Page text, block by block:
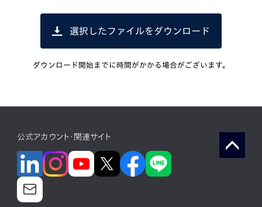
選択したファイルをダウンロード
ダウンロード開始までに時間がかかる場合がございます。
公式アカウント・関連サイト